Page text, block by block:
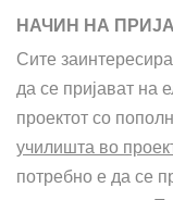
НАЧИН НА
Сите
да се пријават на
проектот со
училишта во
потребно е да се